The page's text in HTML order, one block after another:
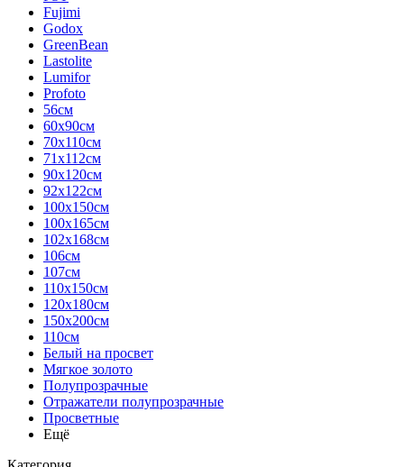
Fujimi
Godox
GreenBean
Lastolite
Lumifor
Profoto
56см
60х90см
70х110см
71х112см
90х120см
92х122см
100х150см
100х165см
102х168см
106см
107см
110х150см
120х180см
150х200см
110см
Белый на просвет
Мягкое золото
Полупрозрачные
Отражатели полупрозрачные
Просветные
Ещё